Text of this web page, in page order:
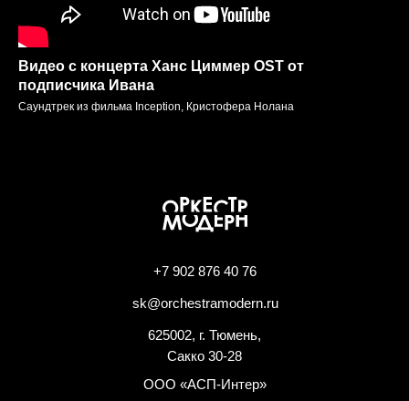
Видео с концерта Ханс Циммер OST от
подписчика Ивана
Саундтрек из фильма Inception, Кристофера Нолана
ООО «АСП-Интер»
sk@orchestramodern.ru
+7 902 876 40 76
625002, г. Тюмень,
Сакко 30-28